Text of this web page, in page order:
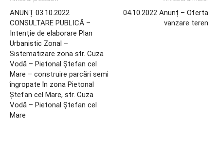
ANUNȚ 03.10.2022
CONSULTARE PUBLICĂ –
Intenţie de elaborare Plan
Urbanistic Zonal –
Sistematizare zona str. Cuza
Vodă – Pietonal Ștefan cel
Mare – construire parcări semi
îngropate în zona Pietonal
Ștefan cel Mare, str. Cuza
Vodă – Pietonal Ștefan cel
Mare
04.10.2022 Anunț – Oferta
vanzare teren